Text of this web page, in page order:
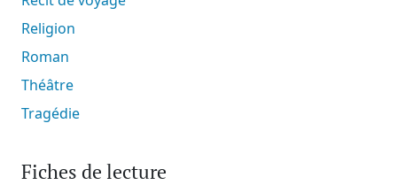
Religion
Roman
Théâtre
Tragédie
Fiches de lecture